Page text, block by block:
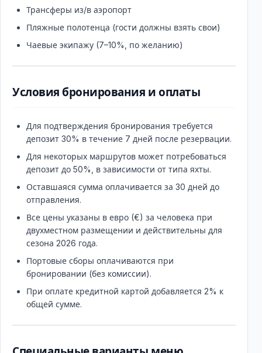
Трансферы из/в аэропорт
Пляжные полотенца (гости должны взять свои)
Чаевые экипажу (7–10%, по желанию)
Условия бронирования и оплаты
Для подтверждения бронирования требуется
депозит 30% в течение 7 дней после резервации.
Для некоторых маршрутов может потребоваться
депозит до 50%, в зависимости от типа яхты.
Оставшаяся сумма оплачивается за 30 дней до
отправления.
Все цены указаны в евро (€) за человека при
двухместном размещении и действительны для
сезона 2026 года.
Портовые сборы оплачиваются при
бронировании (без комиссии).
При оплате кредитной картой добавляется 2% к
общей сумме.